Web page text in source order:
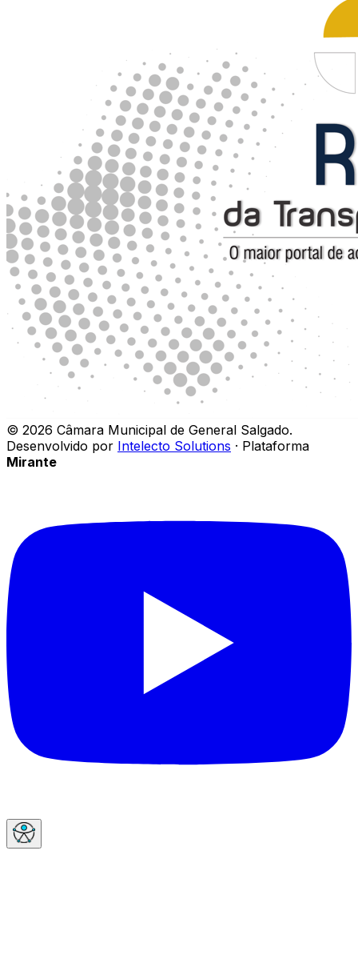
© 2026 Câmara Municipal de General Salgado.
Desenvolvido por Intelecto Solutions · Plataforma
Mirante